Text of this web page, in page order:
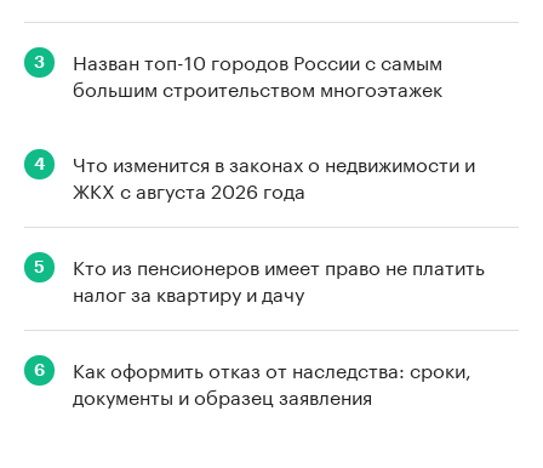
3
Назван топ-10 городов России с самым
большим строительством многоэтажек
4
Что изменится в законах о недвижимости и
ЖКХ с августа 2026 года
5
Кто из пенсионеров имеет право не платить
налог за квартиру и дачу
6
Как оформить отказ от наследства: сроки,
документы и образец заявления